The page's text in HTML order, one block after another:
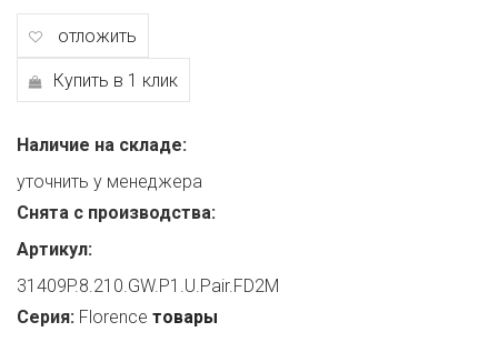
отложить
Купить в 1 клик
Наличие на складе:
уточнить у менеджера
Снята с производства:
Артикул:
31409P.8.210.GW.P1.U.Pair.FD2M
Серия: Florence товары